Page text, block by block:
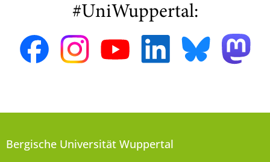
#UniWuppertal:
Bergische Universität Wuppertal